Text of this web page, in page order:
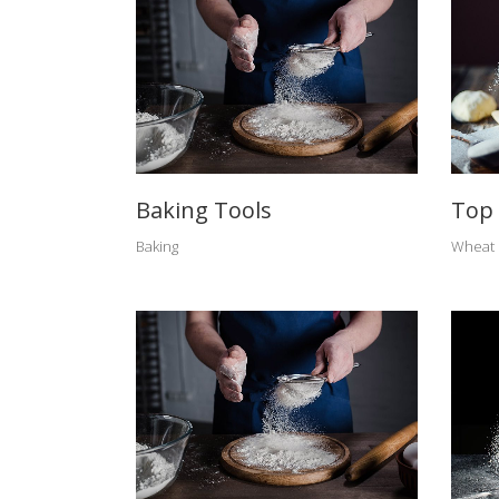
Baking Tools
Baking
Top
Wheat
Obrador artesanal familiar dedicado a
la elaboración y comercialización de
elaborados artesanalmente.
Calamares, pimientos de Tricio,
croquetas, verduras en tempura,
langostinos rebozados, tigres, ...
Síganos: